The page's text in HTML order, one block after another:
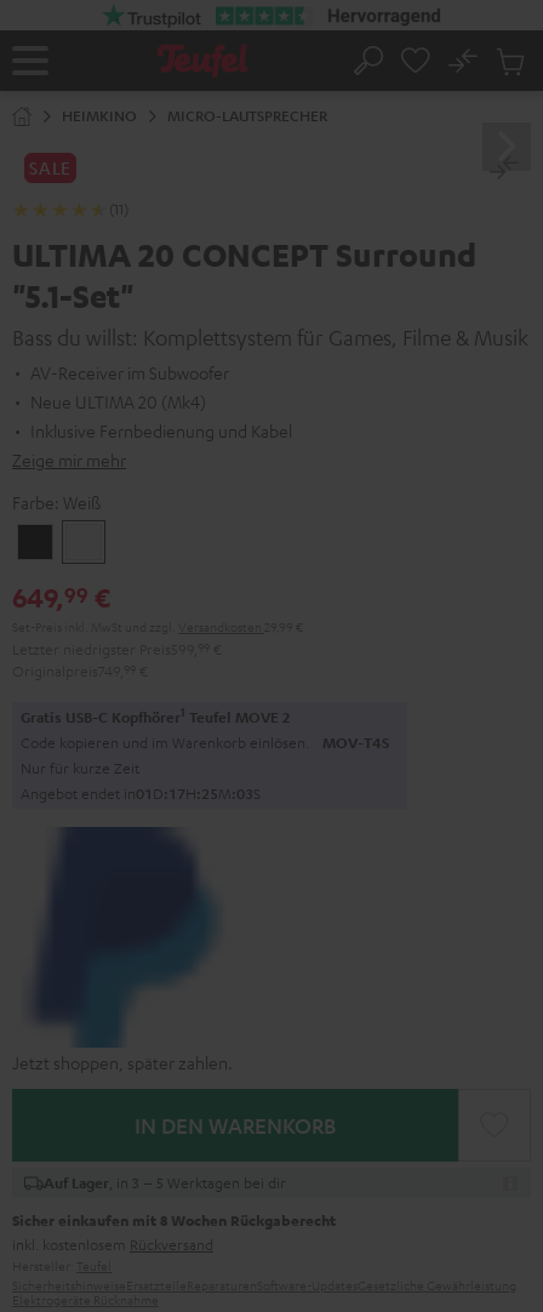
Startseite
Suche
No
HEIMKINO MICRO-LAUTSPRECHER
SALE
(11)
ULTIMA 20 CONCEPT Surround
"5.1-Set"
Bass du willst: Komplettsystem für Games, Filme & Musik
AV-Receiver im Subwoofer
Neue ULTIMA 20 (Mk4)
Inklusive Fernbedienung und Kabel
Zeige mir mehr
Farbe: Weiß
649,99 €
Gratis USB-C Kopfhörer1 Teufel MOVE 2
Code kopieren und im Warenkorb einlösen. MOV-T4S
Nur für kurze Zeit
Angebot endet in01D:17H: 25M:02S
Jetzt shoppen, später zahlen.
IN DEN WARENKORB
Auf Lager , in 3 – 5 Werktagen bei dir
Sicher einkaufen mit 8 Wochen Rückgaberecht
inkl. kostenlosem Rückversand